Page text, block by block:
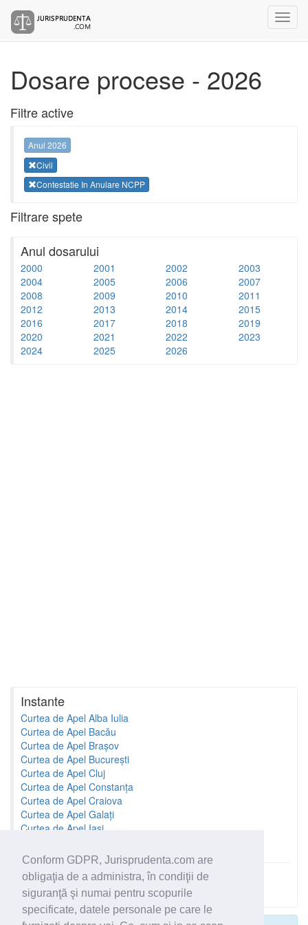
Conform GDPR, Jurisprudenta.com are
obligaţia de a administra, în condiţii de
siguranţă şi numai pentru scopurile
specificate, datele personale pe care le
Dosare procese - 2026
Filtre active
Anul 2026
Civil
Contestatie In Anulare NCPP
Filtrare spete
Anul dosarului
2000 2001 2002
2003
2004
2005 2006
2007
2008
2009 2010
2011
2012
2013 2014
2015
2016
2017 2018
2019
2020
2021 2022
2023
2024
2025 2026
Instante
Curtea de Apel Alba Iulia
Curtea de Apel Bacău
Curtea de Apel Brașov
Curtea de Apel București
Curtea de Apel Cluj
Curtea de Apel Constanța
Curtea de Apel Craiova
Curtea de Apel Galați
Curtea de Apel Iași
Toate instantele